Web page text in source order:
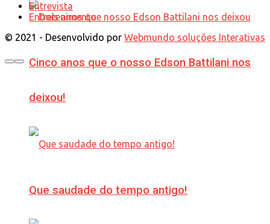
Cinco anos que o nosso Edson Battilani nos
deixou!
Que saudade do tempo antigo!
Entrevista
Entretenimento
© 2021 - Desenvolvido por Webmundo soluções Interativas